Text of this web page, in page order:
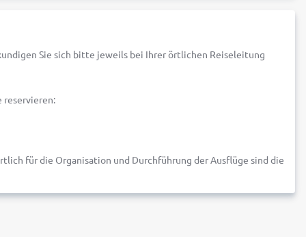
Sie sich bitte jeweils bei Ihrer örtlichen Reiseleitung
reservieren:
für die Organisation und Durchführung der Ausflüge sind die